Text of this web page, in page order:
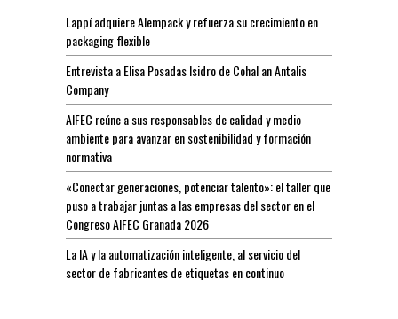
Lappí adquiere Alempack y refuerza su crecimiento en
packaging flexible
Entrevista a Elisa Posadas Isidro de Cohal an Antalis
Company
AIFEC reúne a sus responsables de calidad y medio
ambiente para avanzar en sostenibilidad y formación
normativa
«Conectar generaciones, potenciar talento»: el taller que
puso a trabajar juntas a las empresas del sector en el
Congreso AIFEC Granada 2026
La IA y la automatización inteligente, al servicio del
sector de fabricantes de etiquetas en continuo